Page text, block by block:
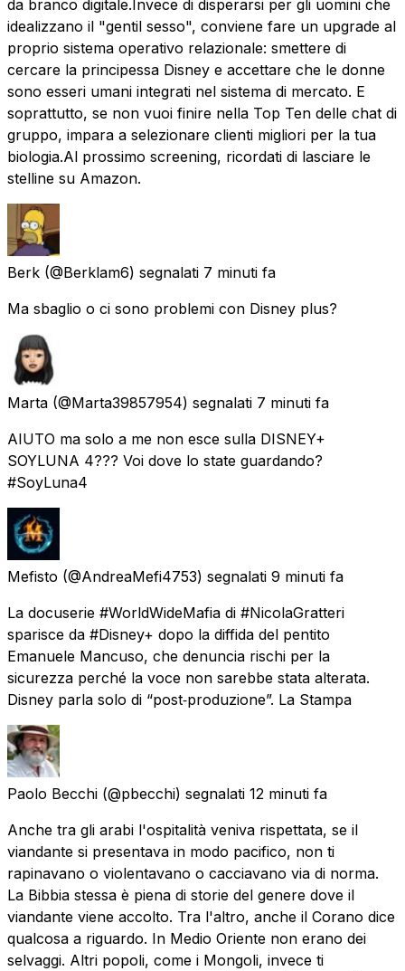
da branco digitale. ​Invece di disperarsi per gli uomini che
idealizzano il "gentil sesso", conviene fare un upgrade al
proprio sistema operativo relazionale: smettere di
cercare la principessa Disney e accettare che le donne
sono esseri umani integrati nel sistema di mercato. E
soprattutto, se non vuoi finire nella Top Ten delle chat di
gruppo, impara a selezionare clienti migliori per la tua
biologia. ​Al prossimo screening, ricordati di lasciare le
stelline su Amazon.
Berk (@Berklam6) segnalati 7 minuti fa
Ma sbaglio o ci sono problemi con Disney plus?
Marta (@Marta39857954) segnalati 7 minuti fa
AIUTO ma solo a me non esce sulla DISNEY+
SOYLUNA 4??? Voi dove lo state guardando?
#SoyLuna4
Mefisto (@AndreaMefi4753) segnalati 9 minuti fa
La docuserie #WorldWideMafia di #NicolaGratteri
sparisce da #Disney+ dopo la diffida del pentito
Emanuele Mancuso, che denuncia rischi per la
sicurezza perché la voce non sarebbe stata alterata.
Disney parla solo di “post‑produzione”. La Stampa
Paolo Becchi (@pbecchi) segnalati 12 minuti fa
Anche tra gli arabi l'ospitalità veniva rispettata, se il
viandante si presentava in modo pacifico, non ti
rapinavano o violentavano o cacciavano via di norma.
La Bibbia stessa è piena di storie del genere dove il
viandante viene accolto. Tra l'altro, anche il Corano dice
qualcosa a riguardo. In Medio Oriente non erano dei
selvaggi. Altri popoli, come i Mongoli, invece ti